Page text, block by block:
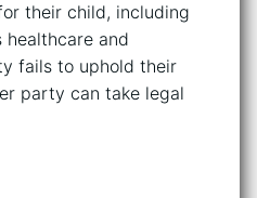
their child, including
healthcare and
fails to uphold their
party can take legal